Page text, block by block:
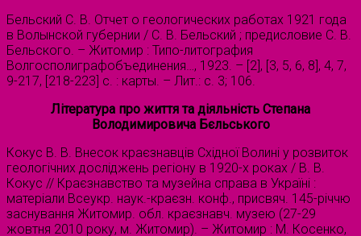
Бельский С. В. Отчет о геологических работах 1921 года
в Волынской губернии / С. В. Бельский ; предисловие С. В.
Бельского. – Житомир : Типо-литография
Волгосполиграфобъединения…, 1923. – [2], [3, 5, 6, 8], 4, 7,
9-217, [218-223] с. : карты. – Лит.: с. 3; 106.
Література про життя та діяльність Степана
Володимировича Бєльського
Кокус В. В. Внесок краєзнавців Східної Волині у розвиток
геологічних досліджень регіону в 1920-х роках / В. В.
Кокус // Краєзнавство та музейна справа в Україні :
матеріали Всеукр. наук.-краєзн. конф., присвяч. 145-річчю
заснування Житомир. обл. краєзнавч. музею (27-29
жовтня 2010 року, м. Житомир). – Житомир : М. Косенко,